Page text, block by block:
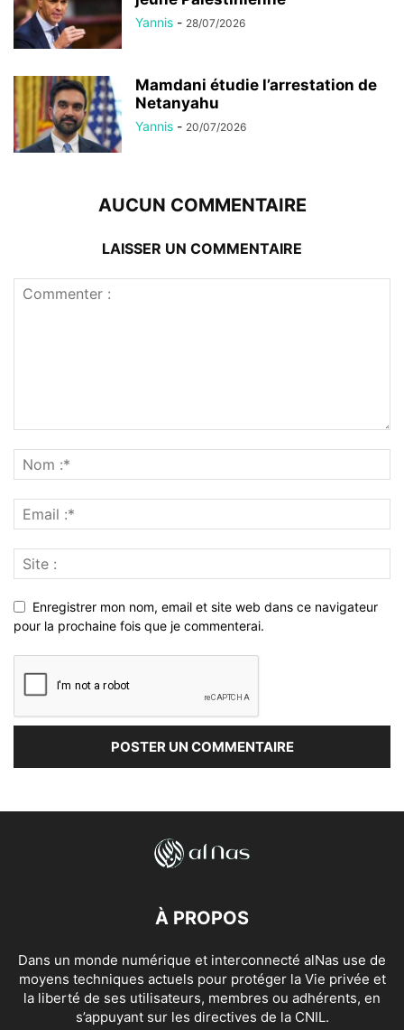
Yannis - 28/07/2026
Mamdani étudie l’arrestation de
Netanyahu
Yannis - 20/07/2026
AUCUN COMMENTAIRE
LAISSER UN COMMENTAIRE
Enregistrer mon nom, email et site web dans ce navigateur
pour la prochaine fois que je commenterai.
À PROPOS
Dans un monde numérique et interconnecté alNas use de
moyens techniques actuels pour protéger la Vie privée et
la liberté de ses utilisateurs, membres ou adhérents, en
s’appuyant sur les directives de la CNIL.